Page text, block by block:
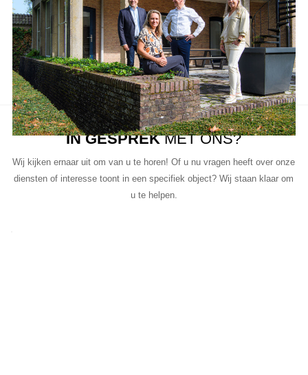
aarzel niet om contact met ons op te nemen als u vragen heeft, meer
informatie wilt of een bezichtiging wil plannen.
Ons team van vastgoedprofessionals staat klaar om u te helpen bij
elke stap van het proces.
IN GESPREKMET ONS?
Wij kijken ernaar uit om van u te horen! Of u nu vragen heeft over onze
diensten of interesse toont in een specifiek object? Wij staan klaar om
u te helpen.